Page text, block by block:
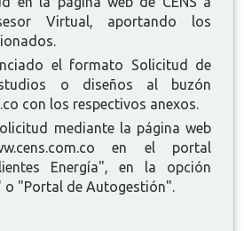
Virtual, aportando los
el formato Solicitud de
o diseños al buzón
con los respectivos anexos.
mediante la página web
en el portal
Energía", en la opción
o "Portal de Autogestión".